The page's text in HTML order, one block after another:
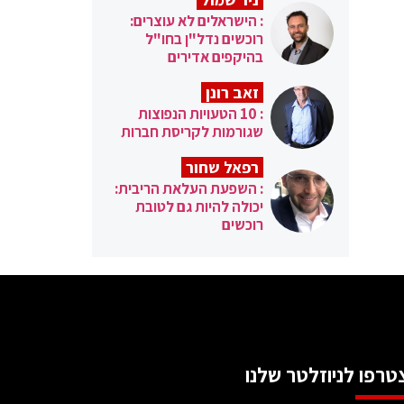
: הישראלים לא עוצרים:
רוכשים נדל"ן בחו"ל
בהיקפים אדירים
זאב רונן
: 10 הטעויות הנפוצות
שגורמות לקריסת חברות
רפאל שחור
: השפעת העלאת הריבית:
יכולה להיות גם לטובת
רוכשים
לניוזלטר שלנו